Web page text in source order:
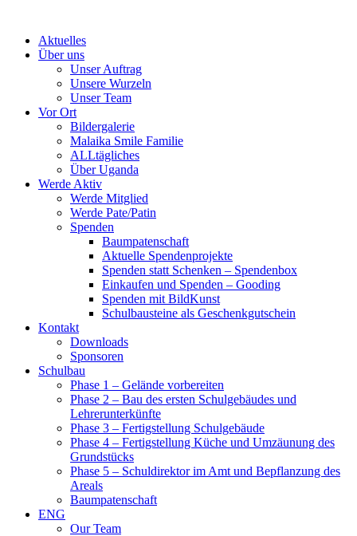
contentAktuelles
Über uns
Unser Auftrag
Unsere Wurzeln
Unser Team
Vor Ort
Bildergalerie
Malaika Smile Familie
ALLtägliches
Über Uganda
Werde Aktiv
Werde Mitglied
Werde Pate/Patin
Spenden
Baumpatenschaft
Aktuelle Spendenprojekte
Spenden statt Schenken – Spendenbox
Einkaufen und Spenden – Gooding
Spenden mit BildKunst
Schulbausteine als Geschenkgutschein
Kontakt
Downloads
Sponsoren
Schulbau
Phase 1 – Gelände vorbereiten
Phase 2 – Bau des ersten Schulgebäudes und
Lehrerunterkünfte
Phase 3 – Fertigstellung Schulgebäude
Phase 4 – Fertigstellung Küche und Umzäunung des
Grundstücks
Phase 5 – Schuldirektor im Amt und Bepflanzung des
Areals
Baumpatenschaft
ENG
Our Team